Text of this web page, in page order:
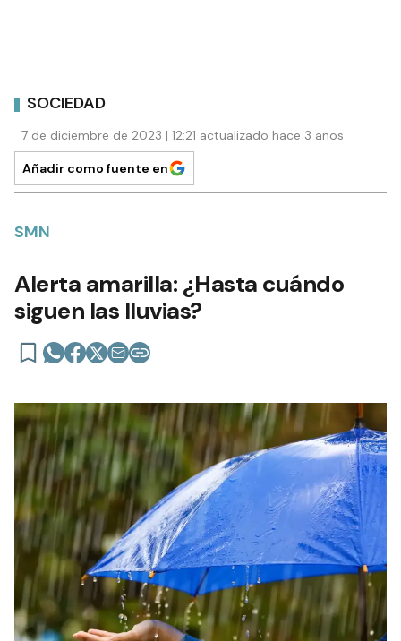
SOCIEDAD
7 de diciembre de 2023 | 12:21 actualizado hace 3 años
Añadir como fuente en
SMN
Alerta amarilla: ¿Hasta cuándo
siguen las lluvias?